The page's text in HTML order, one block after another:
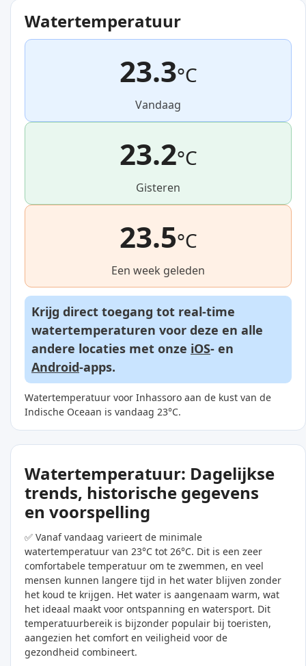
Watertemperatuur
23.3°C
Vandaag
23.2°C
Gisteren
23.5°C
Een week geleden
Krijg direct toegang tot real-time
watertemperaturen voor deze en alle
andere locaties met onze iOS- en
Android-apps.
Watertemperatuur voor Inhassoro aan de kust van de
Indische Oceaan is vandaag 23°C.
Watertemperatuur: Dagelijkse
trends, historische gegevens
en voorspelling
✅ Vanaf vandaag varieert de minimale
watertemperatuur van 23°C tot 26°C. Dit is een zeer
comfortabele temperatuur om te zwemmen, en veel
mensen kunnen langere tijd in het water blijven zonder
het koud te krijgen. Het water is aangenaam warm, wat
het ideaal maakt voor ontspanning en watersport. Dit
temperatuurbereik is bijzonder populair bij toeristen,
aangezien het comfort en veiligheid voor de
gezondheid combineert.